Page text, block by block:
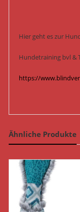
Hier geht es zur
Hundetraining bvl &
https://
Ähnliche Produkte